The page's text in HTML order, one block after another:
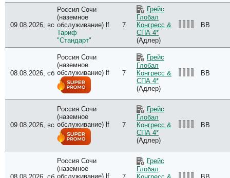
09.08.2026, вс
Россия Сочи
(наземное
обслуживание) lf
Тариф
"Стандарт"
7
Грейс
Глобал
Конгресс &
СПА 4*
(Адлер)
BB
08.08.2026, сб
Россия Сочи
(наземное
обслуживание) lf
7
Грейс
Глобал
Конгресс &
СПА 4*
(Адлер)
BB
09.08.2026, вс
Россия Сочи
(наземное
обслуживание) lf
7
Грейс
Глобал
Конгресс &
СПА 4*
(Адлер)
BB
Россия Сочи
(наземное
обслуживание) lf
Грейс
Глобал